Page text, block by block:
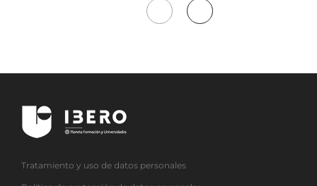
Mover
izquierda
Mover
derecha
Tratamiento y uso de datos personales